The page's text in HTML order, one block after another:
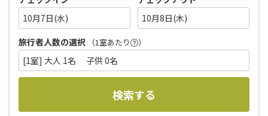
10月7日(水)
10月8日(木)
旅行者人数の選択
（1室あたり ）
[1室] 大人 1名 子供 0名
検索する